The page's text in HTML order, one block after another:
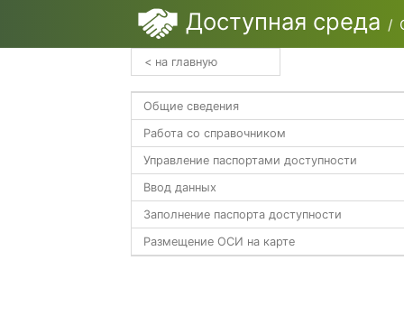
Доступная среда /
< на главную
Общие сведения
Работа со справочником
Управление паспортами доступности
Ввод данных
Заполнение паспорта доступности
Размещение ОСИ на карте